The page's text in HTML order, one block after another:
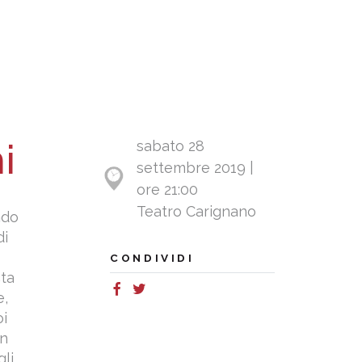
sabato 28
settembre 2019 |
ore 21:00
Teatro Carignano
CONDIVIDI